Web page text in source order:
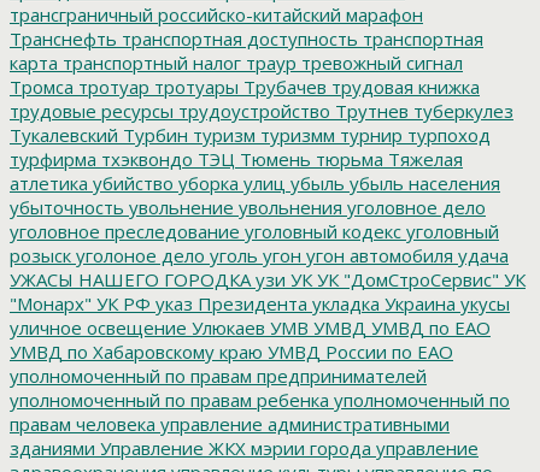
трансграничный российско-китайский марафон
Транснефть транспортная доступность транспортная
карта транспортный налог траур тревожный сигнал
Тромса тротуар тротуары Трубачев трудовая книжка
трудовые ресурсы трудоустройство Трутнев туберкулез
Тукалевский Турбин туризм туризмм турнир турпоход
турфирма тхэквондо ТЭЦ Тюмень тюрьма Тяжелая
атлетика убийство уборка улиц убыль убыль населения
убыточность увольнение увольнения уголовное дело
уголовное преследование уголовный кодекс уголовный
розыск уголоное дело уголь угон угон автомобиля удача
УЖАСЫ НАШЕГО ГОРОДКА узи УК УК "ДомСтроСервис" УК
"Монарх" УК РФ указ Президента укладка Украина укусы
уличное освещение Улюкаев УМВ УМВД УМВД по ЕАО
УМВД по Хабаровскому краю УМВД России по ЕАО
уполномоченный по правам предпринимателей
уполномоченный по правам ребенка уполномоченный по
правам человека управление административными
зданиями Управление ЖКХ мэрии города управление